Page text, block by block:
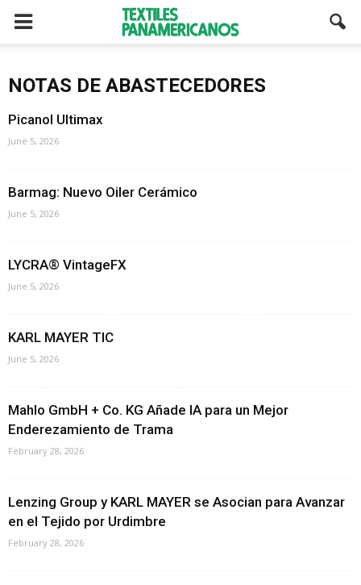
NOTAS DE ABASTECEDORES
Picanol Ultimax
June 5, 2026
Barmag: Nuevo Oiler Cerámico
June 5, 2026
LYCRA® VintageFX
June 5, 2026
KARL MAYER TIC
June 5, 2026
Mahlo GmbH + Co. KG Añade IA para un Mejor
Enderezamiento de Trama
February 28, 2026
Lenzing Group y KARL MAYER se Asocian para Avanzar
en el Tejido por Urdimbre
February 28, 2026